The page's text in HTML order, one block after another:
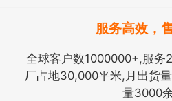
服务高效，
全球客户数1000000+,服务
厂占地30,000平米,月出货
量3000